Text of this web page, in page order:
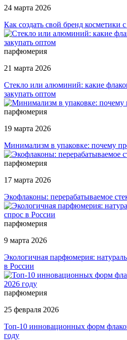
24 марта 2026
Как создать свой бренд косметики
парфюмерия
21 марта 2026
Стекло или алюминий: какие
закупать оптом
парфюмерия
19 марта 2026
Минимализм в упаковке: почему
парфюмерия
17 марта 2026
Экофлаконы: перерабатываемое
парфюмерия
9 марта 2026
Экологичная парфюмерия:
в России
парфюмерия
25 февраля 2026
Топ-10 инновационных форм
году